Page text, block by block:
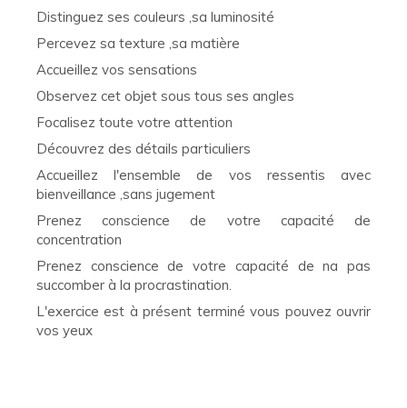
Distinguez ses couleurs ,sa luminosité
Percevez sa texture ,sa matière
Accueillez vos sensations
Observez cet objet sous tous ses angles
Focalisez toute votre attention
Découvrez des détails particuliers
Accueillez l'ensemble de vos ressentis avec
bienveillance ,sans jugement
Prenez conscience de votre capacité de
concentration
Prenez conscience de votre capacité de na pas
succomber à la procrastination.
L'exercice est à présent terminé vous pouvez ouvrir
vos yeux